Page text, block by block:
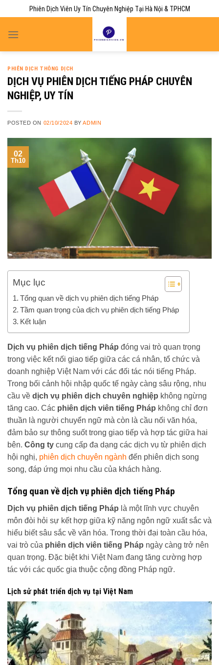
to
content
Phiên Dịch Viên Uy Tín Chuyên Nghiệp Tại Hà Nội & TPHCM
PHIÊN DỊCH THÔNG DỊCH
DỊCH VỤ PHIÊN DỊCH TIẾNG PHÁP CHUYÊN
NGHIỆP, UY TÍN
POSTED ON 02/10/2024 BYADMIN
02
Th10
Mục lục
Tổng quan về dịch vụ phiên dịch tiếng Pháp
Tầm quan trọng của dịch vụ phiên dịch tiếng Pháp
Kết luận
Dịch vụ phiên dịch tiếng Pháp đóng vai trò quan trọng
trong việc kết nối giao tiếp giữa các cá nhân, tổ chức và
doanh nghiệp Việt Nam với các đối tác nói tiếng Pháp.
Trong bối cảnh hội nhập quốc tế ngày càng sâu rộng, nhu
cầu về dịch vụ phiên dịch chuyên nghiệp không ngừng
tăng cao. Các phiên dịch viên tiếng Pháp không chỉ đơn
thuần là người chuyển ngữ mà còn là cầu nối văn hóa,
đảm bảo sự thông suốt trong giao tiếp và hợp tác giữa hai
bên. Công ty cung cấp đa dạng các dịch vụ từ phiên dịch
hội nghị, phiên dịch chuyên ngành đến phiên dịch song
song, đáp ứng mọi nhu cầu của khách hàng.
Tổng quan về dịch vụ phiên dịch tiếng Pháp
Dịch vụ phiên dịch tiếng Pháp là một lĩnh vực chuyên
môn đòi hỏi sự kết hợp giữa kỹ năng ngôn ngữ xuất sắc và
hiểu biết sâu sắc về văn hóa. Trong thời đại toàn cầu hóa,
vai trò của phiên dịch viên tiếng Pháp ngày càng trở nên
quan trọng. Đặc biệt khi Việt Nam đang tăng cường hợp
tác với các quốc gia thuộc cộng đồng Pháp ngữ.
Lịch sử phát triển dịch vụ tại Việt Nam